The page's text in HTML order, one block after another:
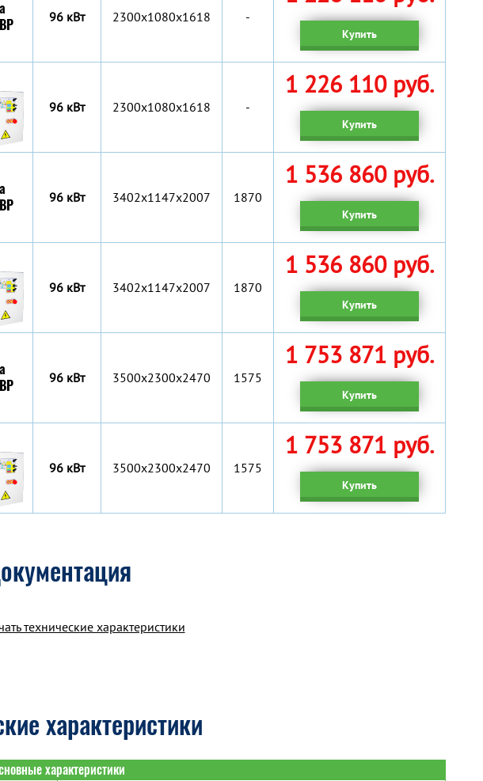
96 кВт 2300x1080x1618 -
Купить
96 кВт 2300x1080x1618 -
1 226 110 руб.
Купить
96 кВт 3402x1147x2007 1870
1 536 860 руб.
Купить
96 кВт 3402x1147x2007 1870
1 536 860 руб.
Купить
96 кВт 3500х2300х2470 1575
1 753 871 руб.
Купить
96 кВт 3500х2300х2470 1575
1 753 871 руб.
Купить
технические характеристики
характеристики
характеристики